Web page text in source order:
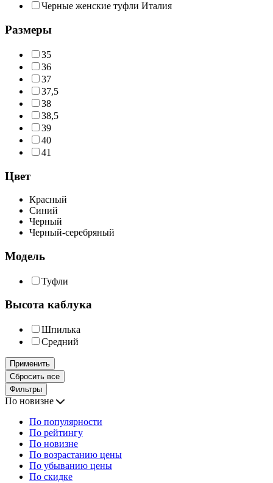
Черные женские туфли Италия
Размеры
35
36
37
37,5
38
38,5
39
40
41
Цвет
Красный
Синий
Черный
Черный-серебряный
Модель
Туфли
Высота каблука
Шпилька
Средний
Применить
Сбросить все
Фильтры
По новизне
По популярности
По рейтингу
По новизне
По возрастанию цены
По убыванию цены
По скидке